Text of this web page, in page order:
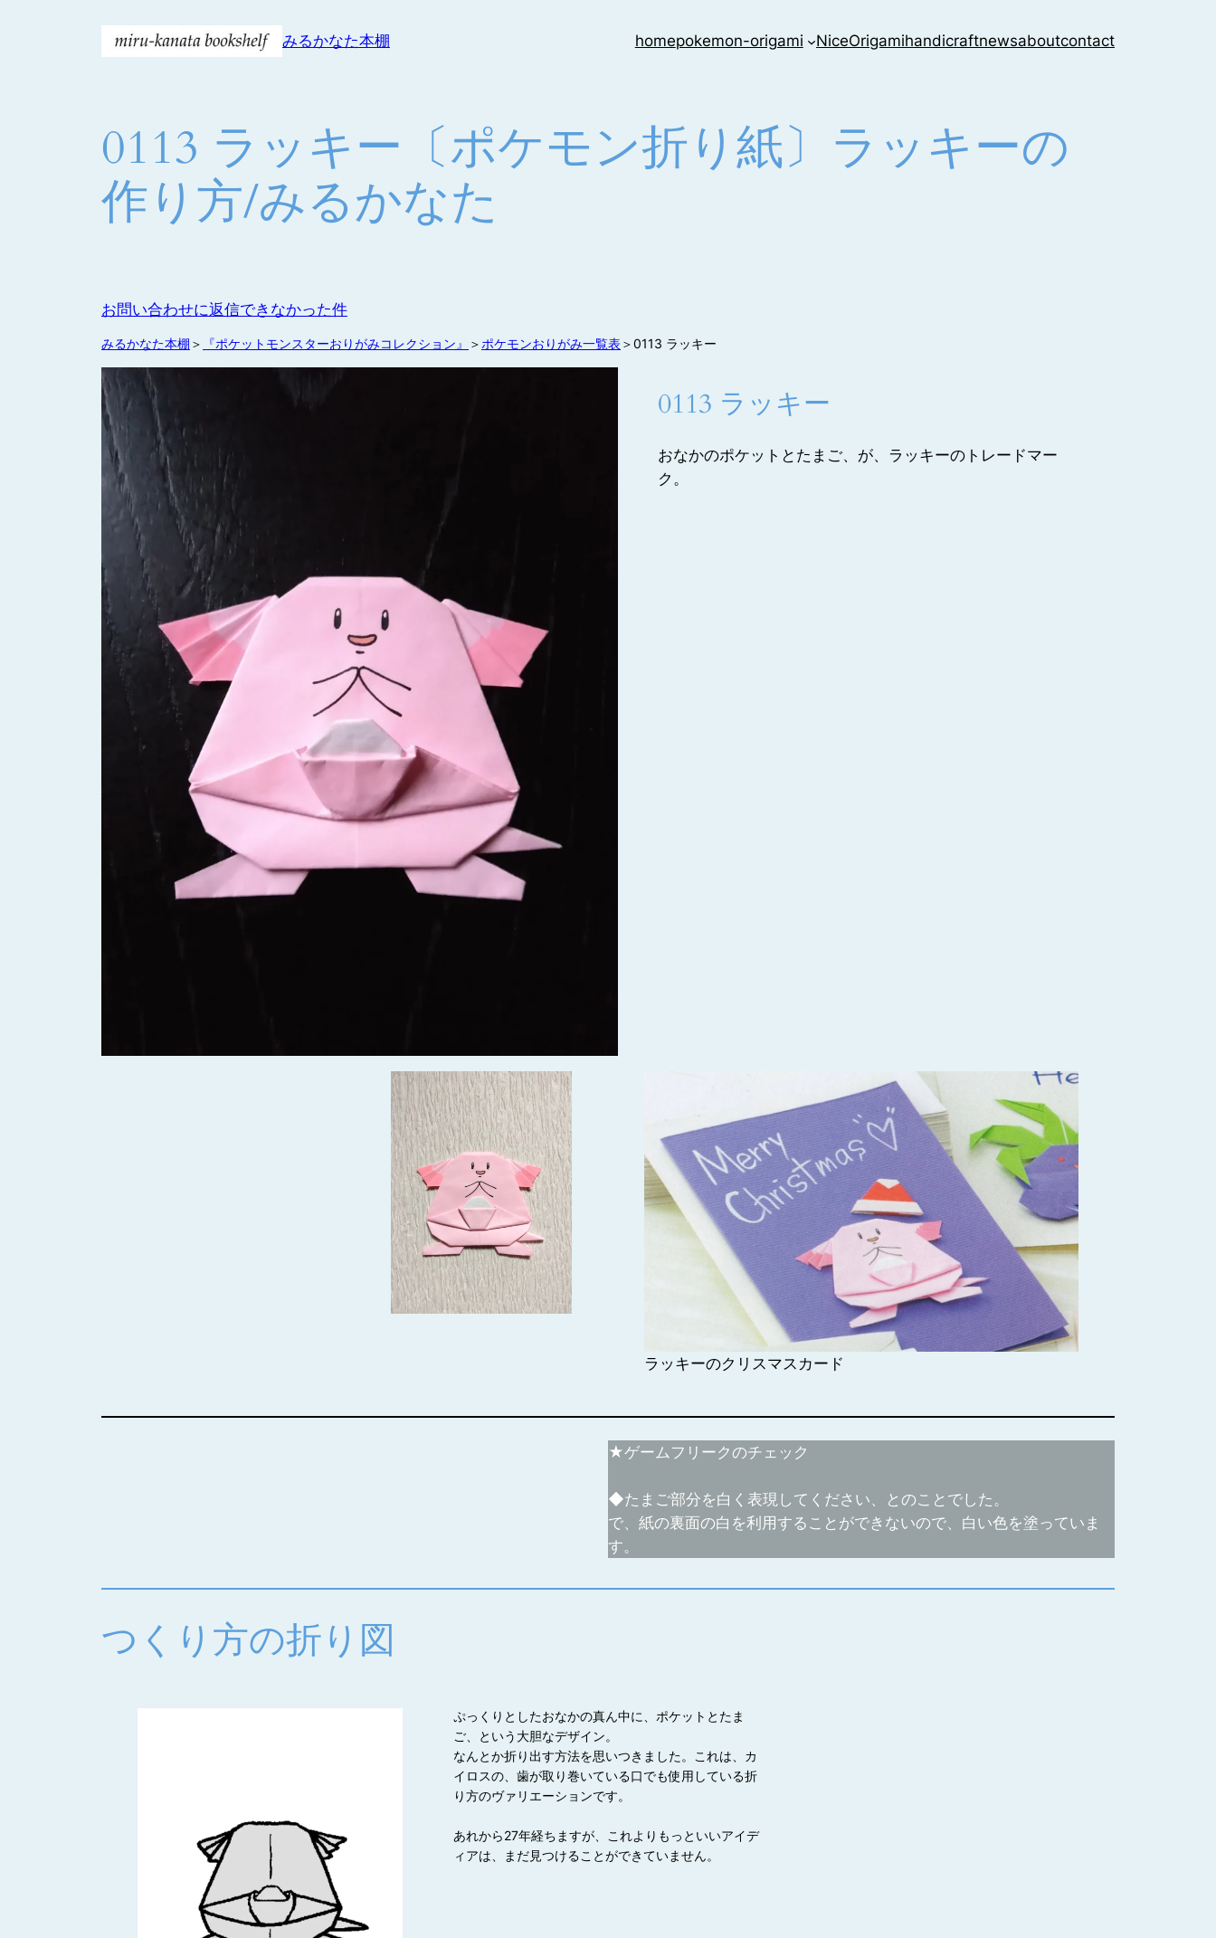
みるかなた本棚 homepokemon-origami NiceOrigamihandicraftnewsaboutcontact
0113 ラッキー〔ポケモン折り紙〕ラッキーの
作り方/みるかなた
お問い合わせに返信できなかった件
みるかなた本棚 ＞ 『ポケットモンスターおりがみコレクション』 ＞ ポケモンおりがみ一覧表 ＞0113 ラッキー
0113 ラッキー
おなかのポケットとたまご、が、ラッキーのトレードマー
ク。
ラッキーのクリスマスカード
★ゲームフリークのチェック
◆たまご部分を白く表現してください、とのことでした。
で、紙の裏面の白を利用することができないので、白い色を塗っていま
す。
つくり方の折り図
ぷっくりとしたおなかの真ん中に、ポケットとたま
ご、という大胆なデザイン。
なんとか折り出す方法を思いつきました。これは、カ
イロスの、歯が取り巻いている口でも使用している折
り方のヴァリエーションです。
あれから27年経ちますが、これよりもっといいアイデ
ィアは、まだ見つけることができていません。